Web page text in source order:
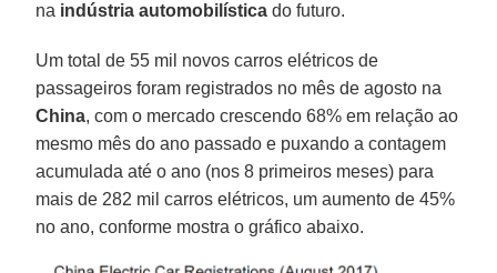
na indústria automobilística do futuro.
Um total de 55 mil novos carros elétricos de
passageiros foram registrados no mês de agosto na
China, com o mercado crescendo 68% em relação ao
mesmo mês do ano passado e puxando a contagem
acumulada até o ano (nos 8 primeiros meses) para
mais de 282 mil carros elétricos, um aumento de 45%
no ano, conforme mostra o gráfico abaixo.